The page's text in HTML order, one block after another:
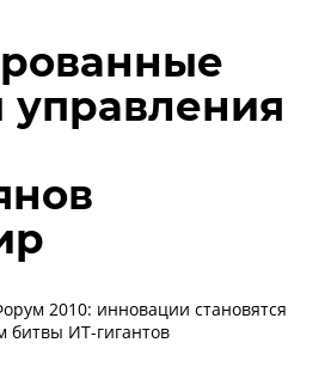
управления
2010: инновации становятся
битвы ИТ-гигантов